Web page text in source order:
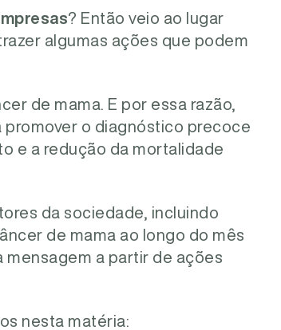
? Então veio ao lugar
algumas ações que podem
de mama. E por essa razão,
o diagnóstico precoce
e a redução da mortalidade
da sociedade, incluindo
de mama ao longo do mês
mensagem a partir de ações
nesta matéria: